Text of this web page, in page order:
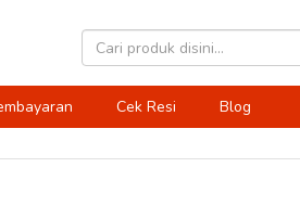
Cek Resi Blog